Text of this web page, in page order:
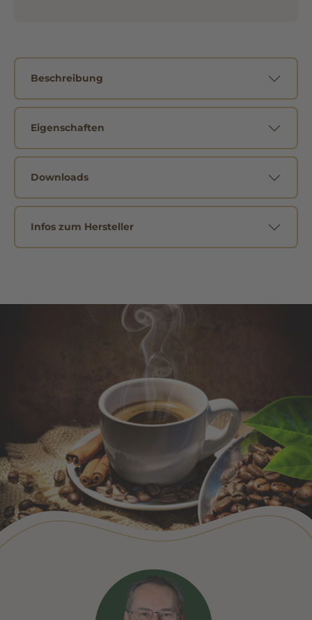
Beschreibung
Eigenschaften
Downloads
Infos zum Hersteller